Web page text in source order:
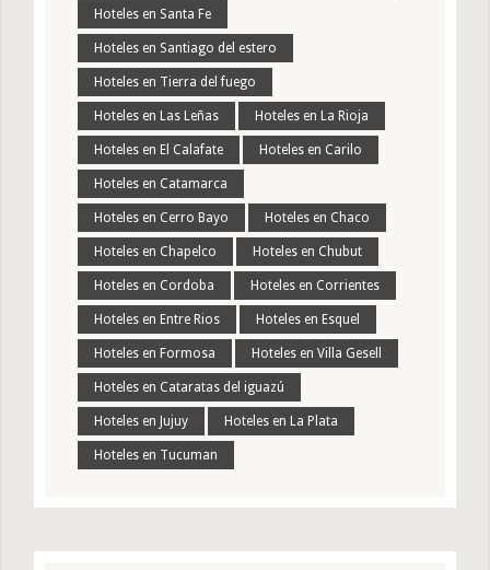
Hoteles en Santa Fe
Hoteles en Santiago del estero
Hoteles en Tierra del fuego
Hoteles en Las Leñas Hoteles en La Rioja
Hoteles en El Calafate Hoteles en Carilo
Hoteles en Catamarca
Hoteles en Cerro Bayo Hoteles en Chaco
Hoteles en Chapelco Hoteles en Chubut
Hoteles en Cordoba Hoteles en Corrientes
Hoteles en Entre Rios Hoteles en Esquel
Hoteles en Formosa Hoteles en Villa Gesell
Hoteles en Cataratas del iguazú
Hoteles en Jujuy Hoteles en La Plata
Hoteles en Tucuman